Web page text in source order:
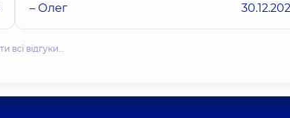
– Олег
всі відгуки…